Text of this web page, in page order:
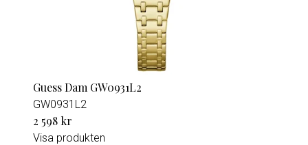
Guess Dam GW0931L2
GW0931L2
2 598 kr
Visa produkten